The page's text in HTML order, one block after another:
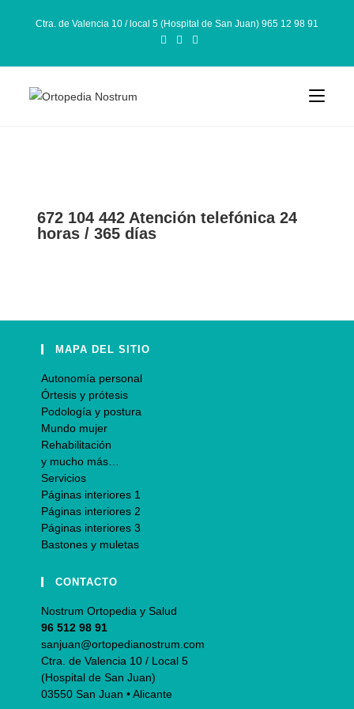
Ctra. de Valencia 10 / local 5 (Hospital de San Juan) 965 12 98 91
672 104 442 Atención telefónica 24
horas / 365 días
MAPA DEL SITIO
Autonomía personal
Órtesis y prótesis
Podología y postura
Mundo mujer
Rehabilitación
y mucho más…
Servicios
Páginas interiores 1
Páginas interiores 2
Páginas interiores 3
Bastones y muletas
CONTACTO
Nostrum Ortopedia y Salud
96 512 98 91
sanjuan@ortopedianostrum.com
Ctra. de Valencia 10 / Local 5
(Hospital de San Juan)
03550 San Juan • Alicante